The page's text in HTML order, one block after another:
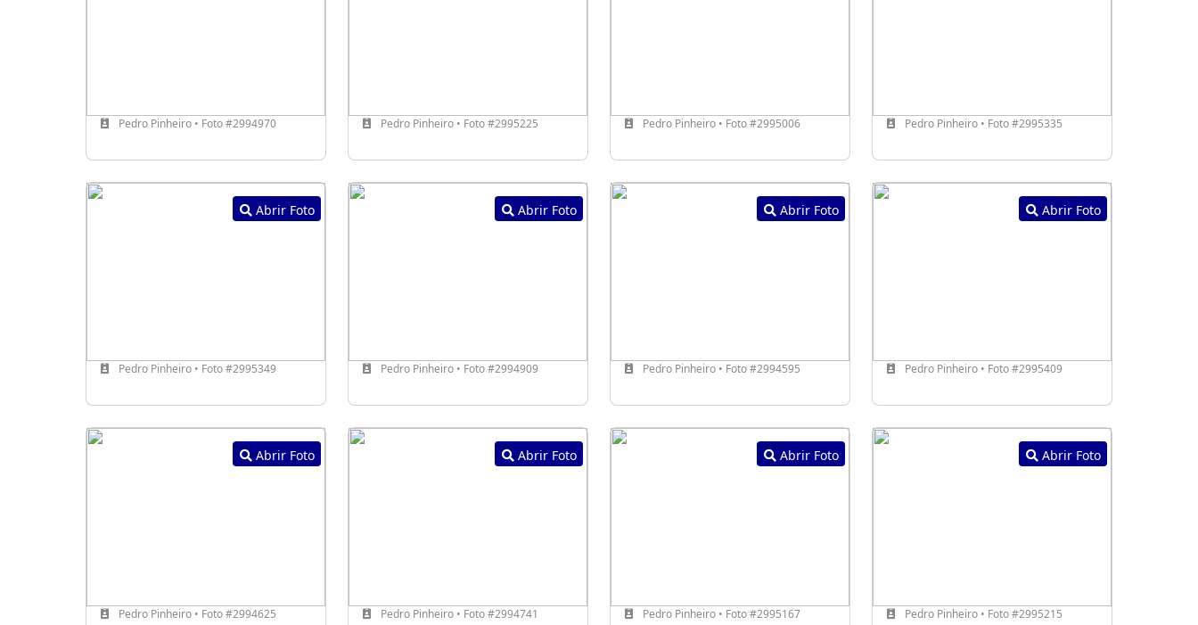
Pedro Pinheiro • Foto #2994970 Pedro Pinheiro • Foto #2995225 Pedro Pinheiro • Foto #2995006 Pedro Pinheiro • Foto #2995335
Abrir Foto
Pedro Pinheiro • Foto #2995349
Abrir Foto
Pedro Pinheiro • Foto #2994909
Abrir Foto
Pedro Pinheiro • Foto #2994595
Abrir Foto
Pedro Pinheiro • Foto #2995409
Abrir Foto
Pedro Pinheiro • Foto #2994625
Abrir Foto
Pedro Pinheiro • Foto #2994741
Abrir Foto
Pedro Pinheiro • Foto #2995167
Abrir Foto
Pedro Pinheiro • Foto #2995215